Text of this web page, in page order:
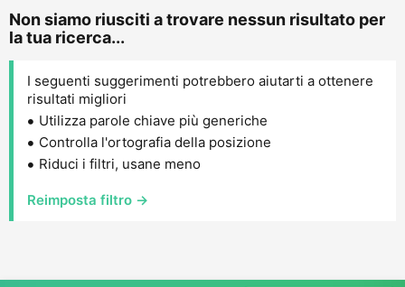
Non siamo riusciti a trovare nessun risultato per
la tua ricerca...
I seguenti suggerimenti potrebbero aiutarti a ottenere
risultati migliori
Utilizza parole chiave più generiche
Controlla l'ortografia della posizione
Riduci i filtri, usane meno
Reimposta filtro →